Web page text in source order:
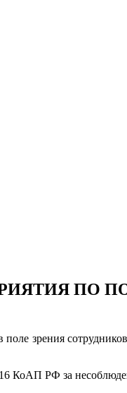
ПО
зрения
КоАП РФ за